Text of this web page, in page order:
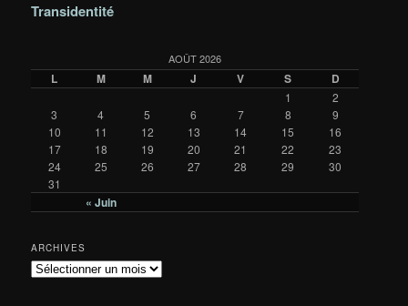
Transidentité
AOÛT 2026
L M M J V S D
« Juin
1
2
3
4 5 6 7 8
9
10
11 12 13 14 15
16
17
18 19 20 21 22
23
24
25 26 27 28 29
30
31
ARCHIVES
A